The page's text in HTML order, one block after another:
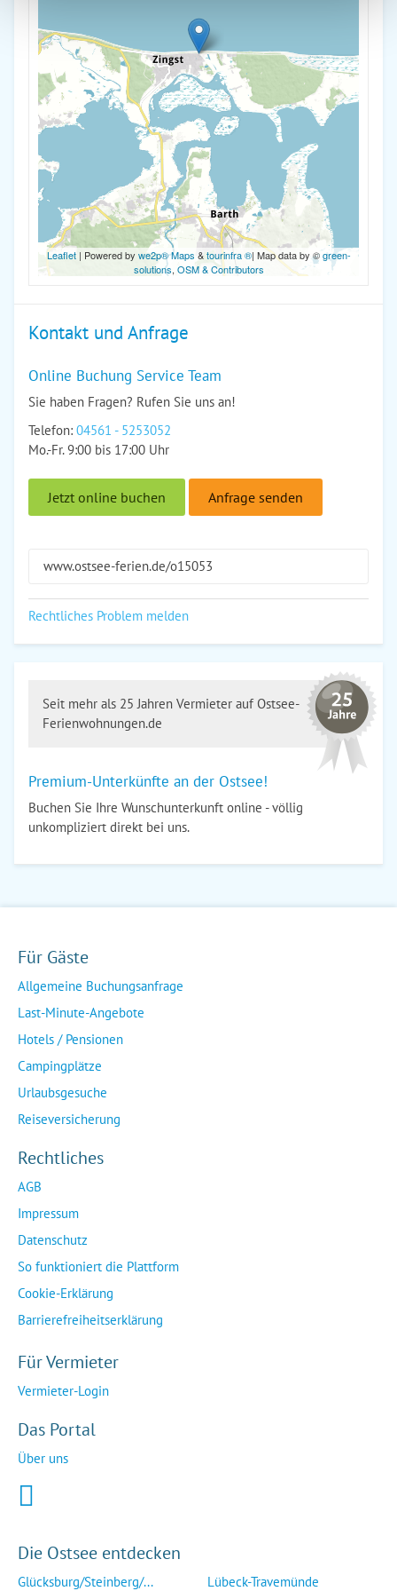
Leaflet| Powered by we2p® Maps &tourinfra ®| Map data by ©green-
solutions, OSM & Contributors
Kontakt und Anfrage
Online Buchung Service Team
Sie haben Fragen? Rufen Sie uns an!
Telefon: 04561 - 5253052
Mo.-Fr. 9:00 bis 17:00 Uhr
Jetzt online buchen Anfrage senden
www.ostsee-ferien.de/o15053
Rechtliches Problem melden
Seit mehr als 25 Jahren Vermieter auf Ostsee-
Ferienwohnungen.de
Premium-Unterkünfte an der Ostsee!
Buchen Sie Ihre Wunschunterkunft online - völlig
unkompliziert direkt bei uns.
Für Gäste
Allgemeine Buchungsanfrage
Last-Minute-Angebote
Hotels / Pensionen
Campingplätze
Urlaubsgesuche
Reiseversicherung
Rechtliches
AGB
Impressum
Datenschutz
So funktioniert die Plattform
Cookie-Erklärung
Barrierefreiheitserklärung
Für Vermieter
Vermieter-Login
Das Portal
Über uns
Die Ostsee entdecken
Glücksburg/Steinberg/... Lübeck-Travemünde